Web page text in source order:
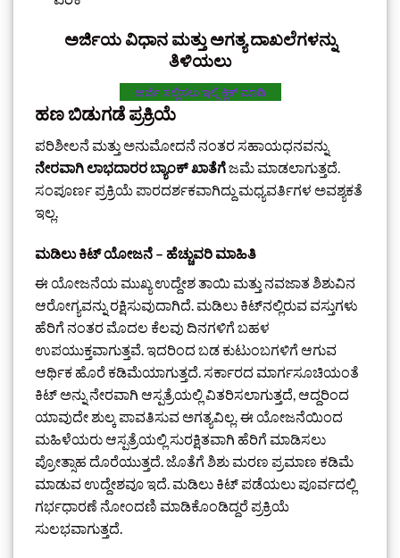
ಅರ್ಜಿಯ ವಿಧಾನ ಮತ್ತು ಅಗತ್ಯ ದಾಖಲೆಗಳನ್ನು
ತಿಳಿಯಲು
ಅರ್ಜಿ ಸಲ್ಲಿಸಲು ಇಲ್ಲಿ ಕ್ಲಿಕ್‌ ಮಾಡಿ
ಹಣ ಬಿಡುಗಡೆ ಪ್ರಕ್ರಿಯೆ
ಪರಿಶೀಲನೆ ಮತ್ತು ಅನುಮೋದನೆ ನಂತರ ಸಹಾಯಧನವನ್ನು
ನೇರವಾಗಿ ಲಾಭದಾರರ ಬ್ಯಾಂಕ್ ಖಾತೆಗೆಜಮೆ ಮಾಡಲಾಗುತ್ತದೆ.
ಸಂಪೂರ್ಣ ಪ್ರಕ್ರಿಯೆ ಪಾರದರ್ಶಕವಾಗಿದ್ದು ಮಧ್ಯವರ್ತಿಗಳ ಅವಶ್ಯಕತೆ
ಇಲ್ಲ.
ಮಡಿಲು ಕಿಟ್ ಯೋಜನೆ – ಹೆಚ್ಚುವರಿ ಮಾಹಿತಿ
ಈ ಯೋಜನೆಯ ಮುಖ್ಯ ಉದ್ದೇಶ ತಾಯಿ ಮತ್ತು ನವಜಾತ ಶಿಶುವಿನ
ಆರೋಗ್ಯವನ್ನು ರಕ್ಷಿಸುವುದಾಗಿದೆ. ಮಡಿಲು ಕಿಟ್‌ನಲ್ಲಿರುವ ವಸ್ತುಗಳು
ಹೆರಿಗೆ ನಂತರ ಮೊದಲ ಕೆಲವು ದಿನಗಳಿಗೆ ಬಹಳ
ಉಪಯುಕ್ತವಾಗುತ್ತವೆ. ಇದರಿಂದ ಬಡ ಕುಟುಂಬಗಳಿಗೆ ಆಗುವ
ಆರ್ಥಿಕ ಹೊರೆ ಕಡಿಮೆಯಾಗುತ್ತದೆ. ಸರ್ಕಾರದ ಮಾರ್ಗಸೂಚಿಯಂತೆ
ಕಿಟ್ ಅನ್ನು ನೇರವಾಗಿ ಆಸ್ಪತ್ರೆಯಲ್ಲಿ ವಿತರಿಸಲಾಗುತ್ತದೆ, ಆದ್ದರಿಂದ
ಯಾವುದೇ ಶುಲ್ಕ ಪಾವತಿಸುವ ಅಗತ್ಯವಿಲ್ಲ. ಈ ಯೋಜನೆಯಿಂದ
ಮಹಿಳೆಯರು ಆಸ್ಪತ್ರೆಯಲ್ಲಿ ಸುರಕ್ಷಿತವಾಗಿ ಹೆರಿಗೆ ಮಾಡಿಸಲು
ಪ್ರೋತ್ಸಾಹ ದೊರೆಯುತ್ತದೆ. ಜೊತೆಗೆ ಶಿಶು ಮರಣ ಪ್ರಮಾಣ ಕಡಿಮೆ
ಮಾಡುವ ಉದ್ದೇಶವೂ ಇದೆ. ಮಡಿಲು ಕಿಟ್ ಪಡೆಯಲು ಪೂರ್ವದಲ್ಲಿ
ಗರ್ಭಧಾರಣೆ ನೋಂದಣಿ ಮಾಡಿಕೊಂಡಿದ್ದರೆ ಪ್ರಕ್ರಿಯೆ
ಸುಲಭವಾಗುತ್ತದೆ.